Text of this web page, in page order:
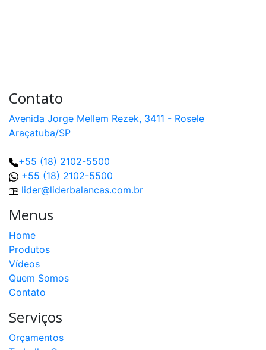
Contato
Avenida Jorge Mellem Rezek, 3411 - Rosele
Araçatuba/SP
+55 (18) 2102-5500
+55 (18) 2102-5500
lider@liderbalancas.com.br
Menus
Home
Produtos
Vídeos
Quem Somos
Contato
Serviços
Orçamentos